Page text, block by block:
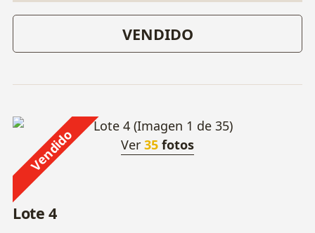
VENDIDO
Vendido Ver 35 fotos
Lote 4